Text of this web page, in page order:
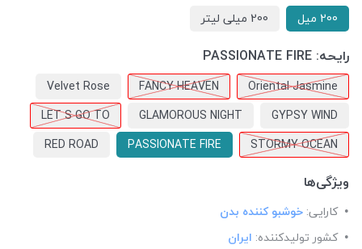
200 میل 200 میلی لیتر
رایحه: PASSIONATE FIRE
Oriental Jasmine
FANCY HEAVEN
Velvet Rose
GYPSY WIND
GLAMOROUS NIGHT
LET S GO TO
STORMY OCEAN
PASSIONATE FIRE
RED ROAD
ویژگی‌ها
کارایی: خوشبو کننده بدن
کشور تولید‎کننده:
ایران